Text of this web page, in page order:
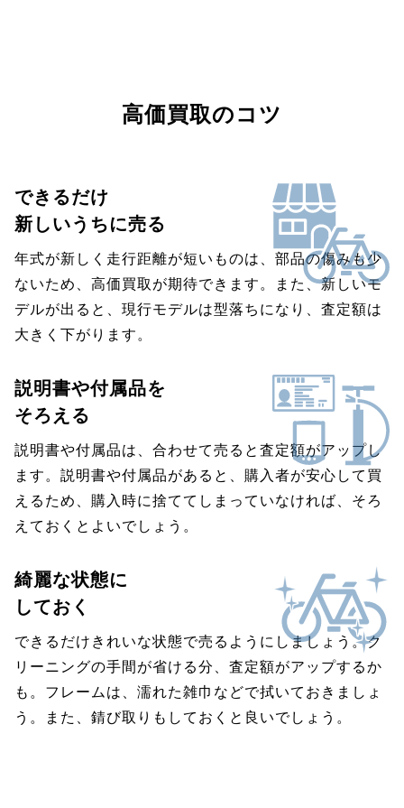
高価買取のコツ
できるだけ
新しいうちに売る
年式が新しく走行距離が短いものは、部品の傷みも少
ないため、高価買取が期待できます。また、新しいモ
デルが出ると、現行モデルは型落ちになり、査定額は
大きく下がります。
説明書や付属品を
そろえる
説明書や付属品は、合わせて売ると査定額がアップし
ます。説明書や付属品があると、購入者が安心して買
えるため、購入時に捨ててしまっていなければ、そろ
えておくとよいでしょう。
綺麗な状態に
しておく
できるだけきれいな状態で売るようにしましょう。ク
リーニングの手間が省ける分、査定額がアップするか
も。フレームは、濡れた雑巾などで拭いておきましょ
う。また、錆び取りもしておくと良いでしょう。